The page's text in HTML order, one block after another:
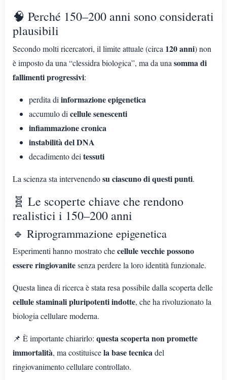
🧠 Perché 150–200 anni sono considerati
plausibili
Secondo molti ricercatori, il limite attuale (circa 120 anni) non
è imposto da una “clessidra biologica”, ma da una somma di
fallimenti progressivi:
perdita di informazione epigenetica
accumulo di cellule senescenti
infiammazione cronica
instabilità del DNA
decadimento dei tessuti
La scienza sta intervenendosu ciascuno di questi punti.
🧬 Le scoperte chiave che rendono
realistici i 150–200 anni
🔹 Riprogrammazione epigenetica
Esperimenti hanno mostrato checellule vecchie possono
essere ringiovanitesenza perdere la loro identità funzionale.
Questa linea di ricerca è stata resa possibile dalla scoperta delle
cellule staminali pluripotenti indotte, che ha rivoluzionato la
biologia cellulare moderna.
📌 È importante chiarirlo: questa scoperta non promette
immortalità, ma costituiscela base tecnicadel
ringiovanimento cellulare controllato.